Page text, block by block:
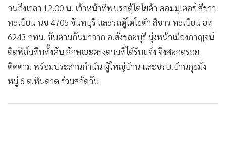
• วิทยาศาสตร์
• SMEs
• หุ้น
• อินโดจีน
• กองทุนรวม
• Celeb Online
• Factcheck
จนถึงเวลา 12.00 น. เจ้าหน้าที่พบรถตู้โตโยต้า คอมมูเตอร์ สีขาว
ทะเบียน นข 4705 จันทบุรี และรถตู้โตโยต้า สีขาว ทะเบียน ฮท
6243 กทม. ขับตามกันมาจาก อ.สังขละบุรี มุ่งหน้าเมืองกาญจน์
ติดฟิล์มทึบทั้งคัน ลักษณะตรงตามที่ได้รับแจ้ง จึงสะกดรอย
ติดตาม พร้อมประสานกำนัน ผู้ใหญ่บ้าน และชรบ.บ้านกุยมั่ง
หมู่ 6 ต.หินดาด ร่วมสกัดจับ